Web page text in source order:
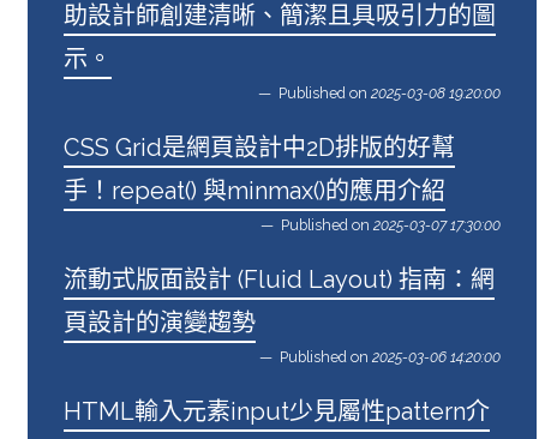
助設計師創建清晰、簡潔且具吸引力的圖
示。
Published on 2025-03-08 19:20:00
CSS Grid是網頁設計中2D排版的好幫
手！repeat() 與minmax()的應用介紹
Published on 2025-03-07 17:30:00
流動式版面設計 (Fluid Layout) 指南：網
頁設計的演變趨勢
Published on 2025-03-06 14:20:00
HTML輸入元素input少見屬性pattern介